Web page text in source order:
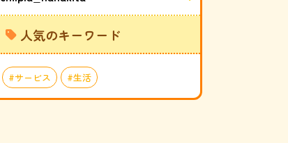
人気のキーワード
サービス 生活